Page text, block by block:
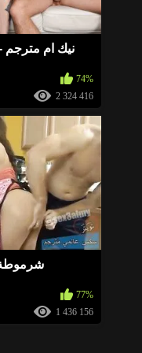
نيك ام مترجم -
74%
2 324 416
شرموطة
77%
1 436 156